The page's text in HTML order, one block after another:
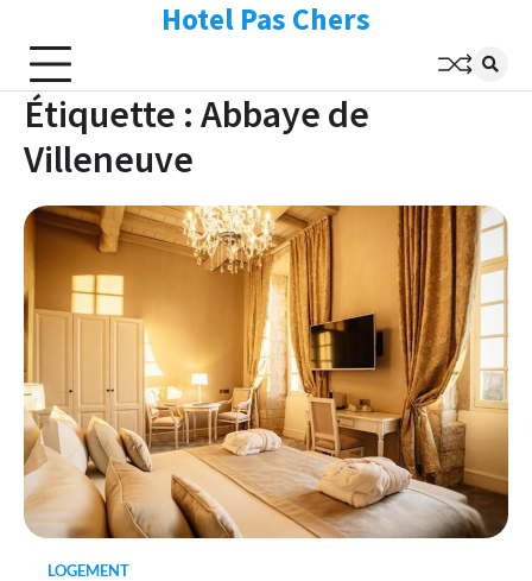
content
Hotel Pas Chers
Étiquette : Abbaye de
Villeneuve
LOGEMENT